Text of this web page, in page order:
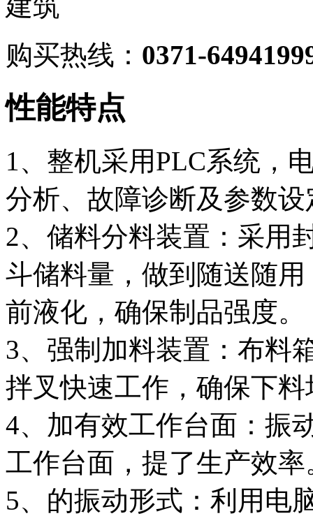
购买热线： 0371-
性能特点
1、整机采用PLC系统，
分析、故障诊断及参数
2、储料分料装置：采用
斗储料量，做到随送随
前液化，确保制品强度。
3、强制加料装置：布料
拌叉快速工作，确保下
4、加有效工作台面：振
工作台面，提了生产效率
5、的振动形式：利用电